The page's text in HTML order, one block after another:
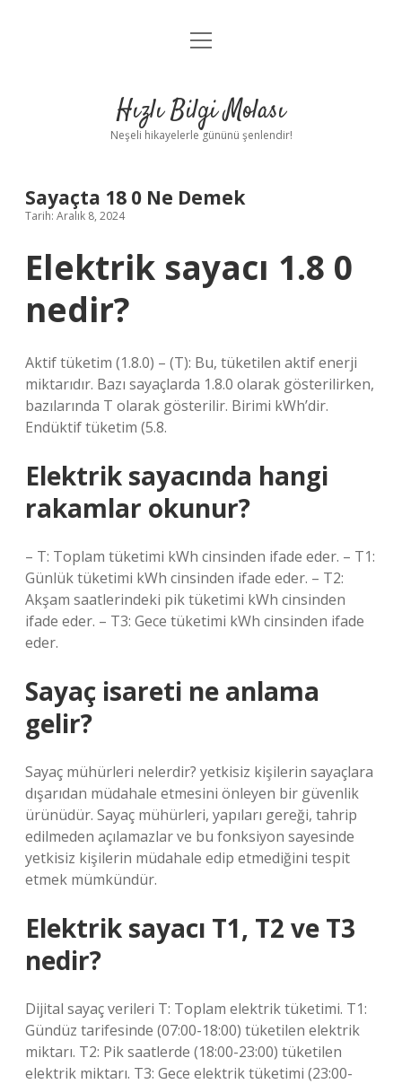
Anasayfa
Yasal Uyarı
menüyü
Hızlı Bilgi Molası
Neşeli hikayelerle gününü şenlendir!
Sayaçta 18 0 Ne Demek
Tarih: Aralık 8, 2024
Elektrik sayacı 1.8 0
nedir?
Aktif tüketim (1.8.0) – (T): Bu, tüketilen aktif enerji
miktarıdır. Bazı sayaçlarda 1.8.0 olarak gösterilirken,
bazılarında T olarak gösterilir. Birimi kWh’dir.
Endüktif tüketim (5.8.
Elektrik sayacında hangi
rakamlar okunur?
– T: Toplam tüketimi kWh cinsinden ifade eder. – T1:
Günlük tüketimi kWh cinsinden ifade eder. – T2:
Akşam saatlerindeki pik tüketimi kWh cinsinden
ifade eder. – T3: Gece tüketimi kWh cinsinden ifade
eder.
Sayaç isareti ne anlama
gelir?
Sayaç mühürleri nelerdir? yetkisiz kişilerin sayaçlara
dışarıdan müdahale etmesini önleyen bir güvenlik
ürünüdür. Sayaç mühürleri, yapıları gereği, tahrip
edilmeden açılamazlar ve bu fonksiyon sayesinde
yetkisiz kişilerin müdahale edip etmediğini tespit
etmek mümkündür.
Elektrik sayacı T1, T2 ve T3
nedir?
Dijital sayaç verileri T: Toplam elektrik tüketimi. T1:
Gündüz tarifesinde (07:00-18:00) tüketilen elektrik
miktarı. T2: Pik saatlerde (18:00-23:00) tüketilen
elektrik miktarı. T3: Gece elektrik tüketimi (23:00-